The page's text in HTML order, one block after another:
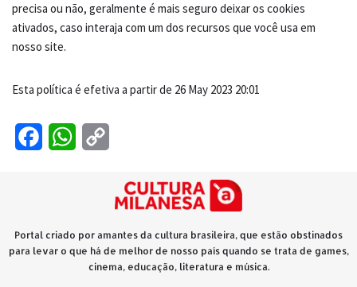
precisa ou não, geralmente é mais seguro deixar os cookies
ativados, caso interaja com um dos recursos que você usa em
nosso site.
Esta política é efetiva a partir de 26 May 2023 20:01
FacebookWhatsApp
Portal criado por amantes da cultura brasileira, que estão obstinados
para levar o que há de melhor de nosso país quando se trata de games,
cinema, educação, literatura e música.